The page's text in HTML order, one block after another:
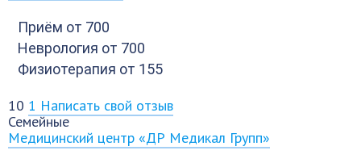
Приём от 700
Неврология от 700
Физиотерапия от 155
10 1 Написать свой отзыв
Семейные
Медицинский центр «ДР Медикал Групп»